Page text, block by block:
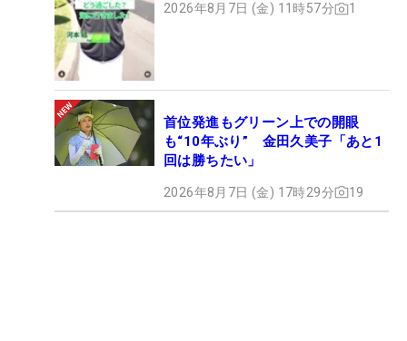
2026年8月7日 (金) 11時57分 1
首位発進もグリーン上での開眼
も“10年ぶり” 金田久美子「あと1
回は勝ちたい」
2026年8月7日 (金) 17時29分 19